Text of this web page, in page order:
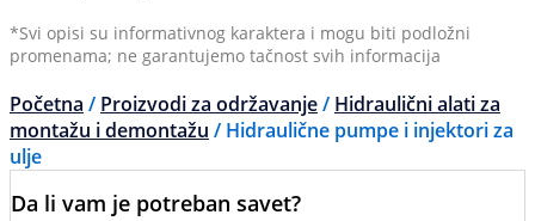
*Svi opisi su informativnog karaktera i mogu biti podložni
promenama; ne garantujemo tačnost svih informacija
Početna / Proizvodi za održavanje/ Hidraulični alati za
montažu i demontažu / Hidraulične pumpe i injektori za
ulje
Da li vam je potreban savet?